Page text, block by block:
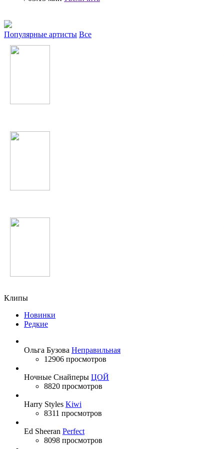
Популярные артисты Все
Клипы
Новинки
Редкие
Ольга Бузова Неправильная
12906 просмотров
Ночные Снайперы ЦОЙ
8820 просмотров
Harry Styles Kiwi
8311 просмотров
Ed Sheeran Perfect
8098 просмотров